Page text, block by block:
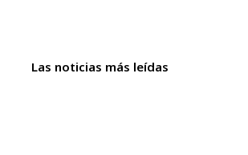
Las noticias más leídas